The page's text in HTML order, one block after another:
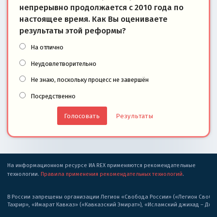
непрерывно продолжается с 2010 года по
настоящее время. Как Вы оцениваете
результаты этой реформы?
На отлично
Неудовлетворительно
Не знаю, поскольку процесс не завершён
Посредственно
Результаты
На информационном ресурсе ИА REX применяются рекомендательные
технологии. Правила применения рекомендательных технологий.
В России запрещены организации Легион «Свобода России» («Легион
Тахрир», «Имарат Кавказ» («Кавказский Эмират»), «Исламский джихад –